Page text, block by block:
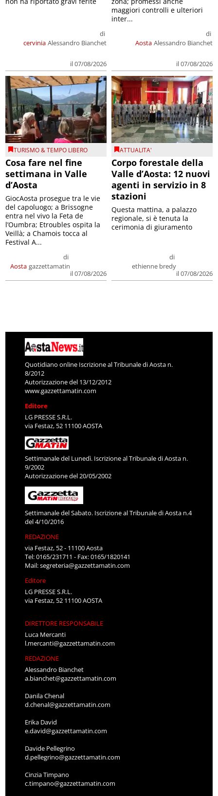
cervinia
di
Alessandro Bianchet
il 07/08/2026
Aosta
di
Alessandro Bianchet
il 07/08/2026
maggiori controlli e ulteriori
inter...
TURISMO & TEMPO LIBERO
Cosa fare nel fine
settimana in Valle
d’Aosta
Aosta
di
gazzettamatin
il 07/08/2026
GiocAosta prosegue tra le vie
del capoluogo; a Brissogne
entra nel vivo la Feta de
l’Oumbra; Etroubles ospita la
Veillà; a Chamois tocca al
Festival A...
ATTUALITA'
Corpo forestale della
Valle d’Aosta: 12 nuovi
agenti in servizio in 8
stazioni
di
ethienne bredy
il 07/08/2026
Questa mattina, a palazzo
regionale, si è tenuta la
cerimonia di giuramento
Quotidiano online Iscrizione al Tribunale di Aosta n.
8/2012
Autorizzazione del 13/12/2012
www.gazzettamatin.com
Editore
LG PRESSE S.R.L.
via Festaz, 52 11100 AOSTA
Settimanale del Lunedì. Iscrizione al Tribunale di Aosta n.
9/2002
Autorizzazione del 20/05/2002
Settimanale del Sabato. Iscrizione al Tribunale di Aosta n.4
del 4/10/2016
REDAZIONE
via Festaz, 52 - 11100 Aosta
Tel: 0165/231711 - Fax: 0165/1820141
Mail:segreteria@gazzettamatin.com
Editore
LG PRESSE S.R.L.
via Festaz, 52 11100 AOSTA
DIRETTORE RESPONSABILE
Luca Mercanti
l.mercanti@gazzettamatin.com
REDAZIONE
Alessandro Bianchet
a.bianchet@gazzettamatin.com
Danila Chenal
d.chenal@gazzettamatin.com
Erika David
e.david@gazzettamatin.com
Davide Pellegrino
d.pellegrino@gazzettamatin.com
Cinzia Timpano
c.timpano@gazzettamatin.com